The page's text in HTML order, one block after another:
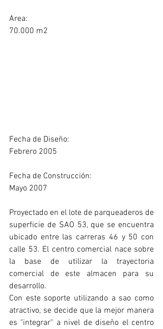
Area:
70.000 m2
Fecha de Diseño:
Febrero 2005
Fecha de Construcción:
Mayo 2007
Proyectado en el lote de parqueaderos de
superficie de SAO 53, que se encuentra
ubicado entre las carreras 46 y 50 con
calle 53. El centro comercial nace sobre
la base de utilizar la trayectoria
comercial de este almacen para su
desarrollo.
Con este soporte utilizando a sao como
atractivo, se decide que la mejor manera
es "integrar" a nivel de diseño el centro